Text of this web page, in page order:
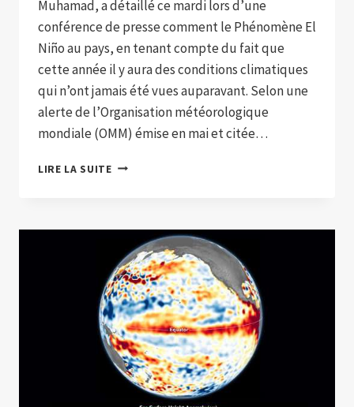
Muhamad, a détaillé ce mardi lors d’une
conférence de presse comment le Phénomène El
Niño au pays, en tenant compte du fait que
cette année il y aura des conditions climatiques
qui n’ont jamais été vues auparavant. Selon une
alerte de l’Organisation météorologique
mondiale (OMM) émise en mai et citée…
LIRE LA SUITE« LE
AURA
DES
CONDITIONS
EXCEPTIONNELLES
CETTE
ANNÉE »:
MINAMBIENTE